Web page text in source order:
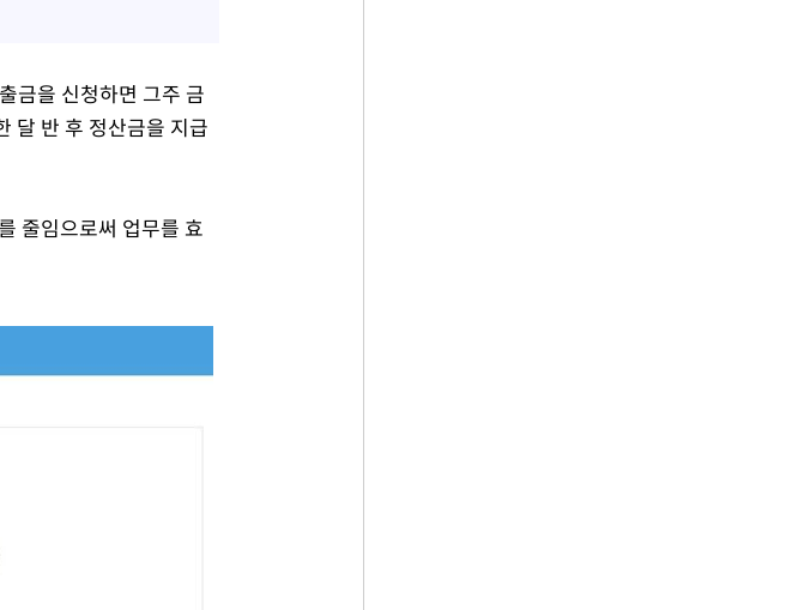
금을 신청하면 그주 금
달 반 후 정산금을 지급
줄임으로써 업무를 효